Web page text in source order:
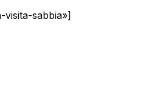
visita-sabbia»]